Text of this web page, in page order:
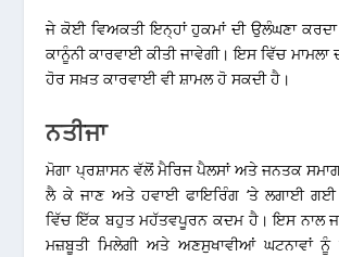
ਜੇ ਕੋਈ ਵਿਅਕਤੀ ਇਨ੍ਹਾਂ ਹੁਕਮਾਂ ਦੀ ਉਲੰਘਣਾ
ਕਾਨੂੰਨੀ ਕਾਰਵਾਈ ਕੀਤੀ ਜਾਵੇਗੀ। ਇਸ ਵਿੱਚ
ਹੋਰ ਸਖ਼ਤ ਕਾਰਵਾਈ ਵੀ ਸ਼ਾਮਲ ਹੋ ਸਕਦੀ ਹੈ।
ਨਤੀਜਾ
ਮੋਗਾ ਪ੍ਰਸ਼ਾਸਨ ਵੱਲੋਂ ਮੈਰਿਜ ਪੈਲਸਾਂ ਅਤੇ ਜਨਤਕ
ਲੈ ਕੇ ਜਾਣ ਅਤੇ ਹਵਾਈ ਫਾਇਰਿੰਗ ‘ਤੇ ਲਗਾਈ ਗਈ
ਵਿੱਚ ਇੱਕ ਬਹੁਤ ਮਹੱਤਵਪੂਰਨ ਕਦਮ ਹੈ। ਇਸ ਨਾਲ
ਮਜ਼ਬੂਤੀ ਮਿਲੇਗੀ ਅਤੇ ਅਣਸੁਖਾਵੀਆਂ ਘਟਨਾਵਾਂ